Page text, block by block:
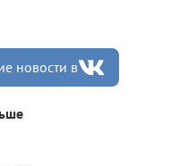
новости в